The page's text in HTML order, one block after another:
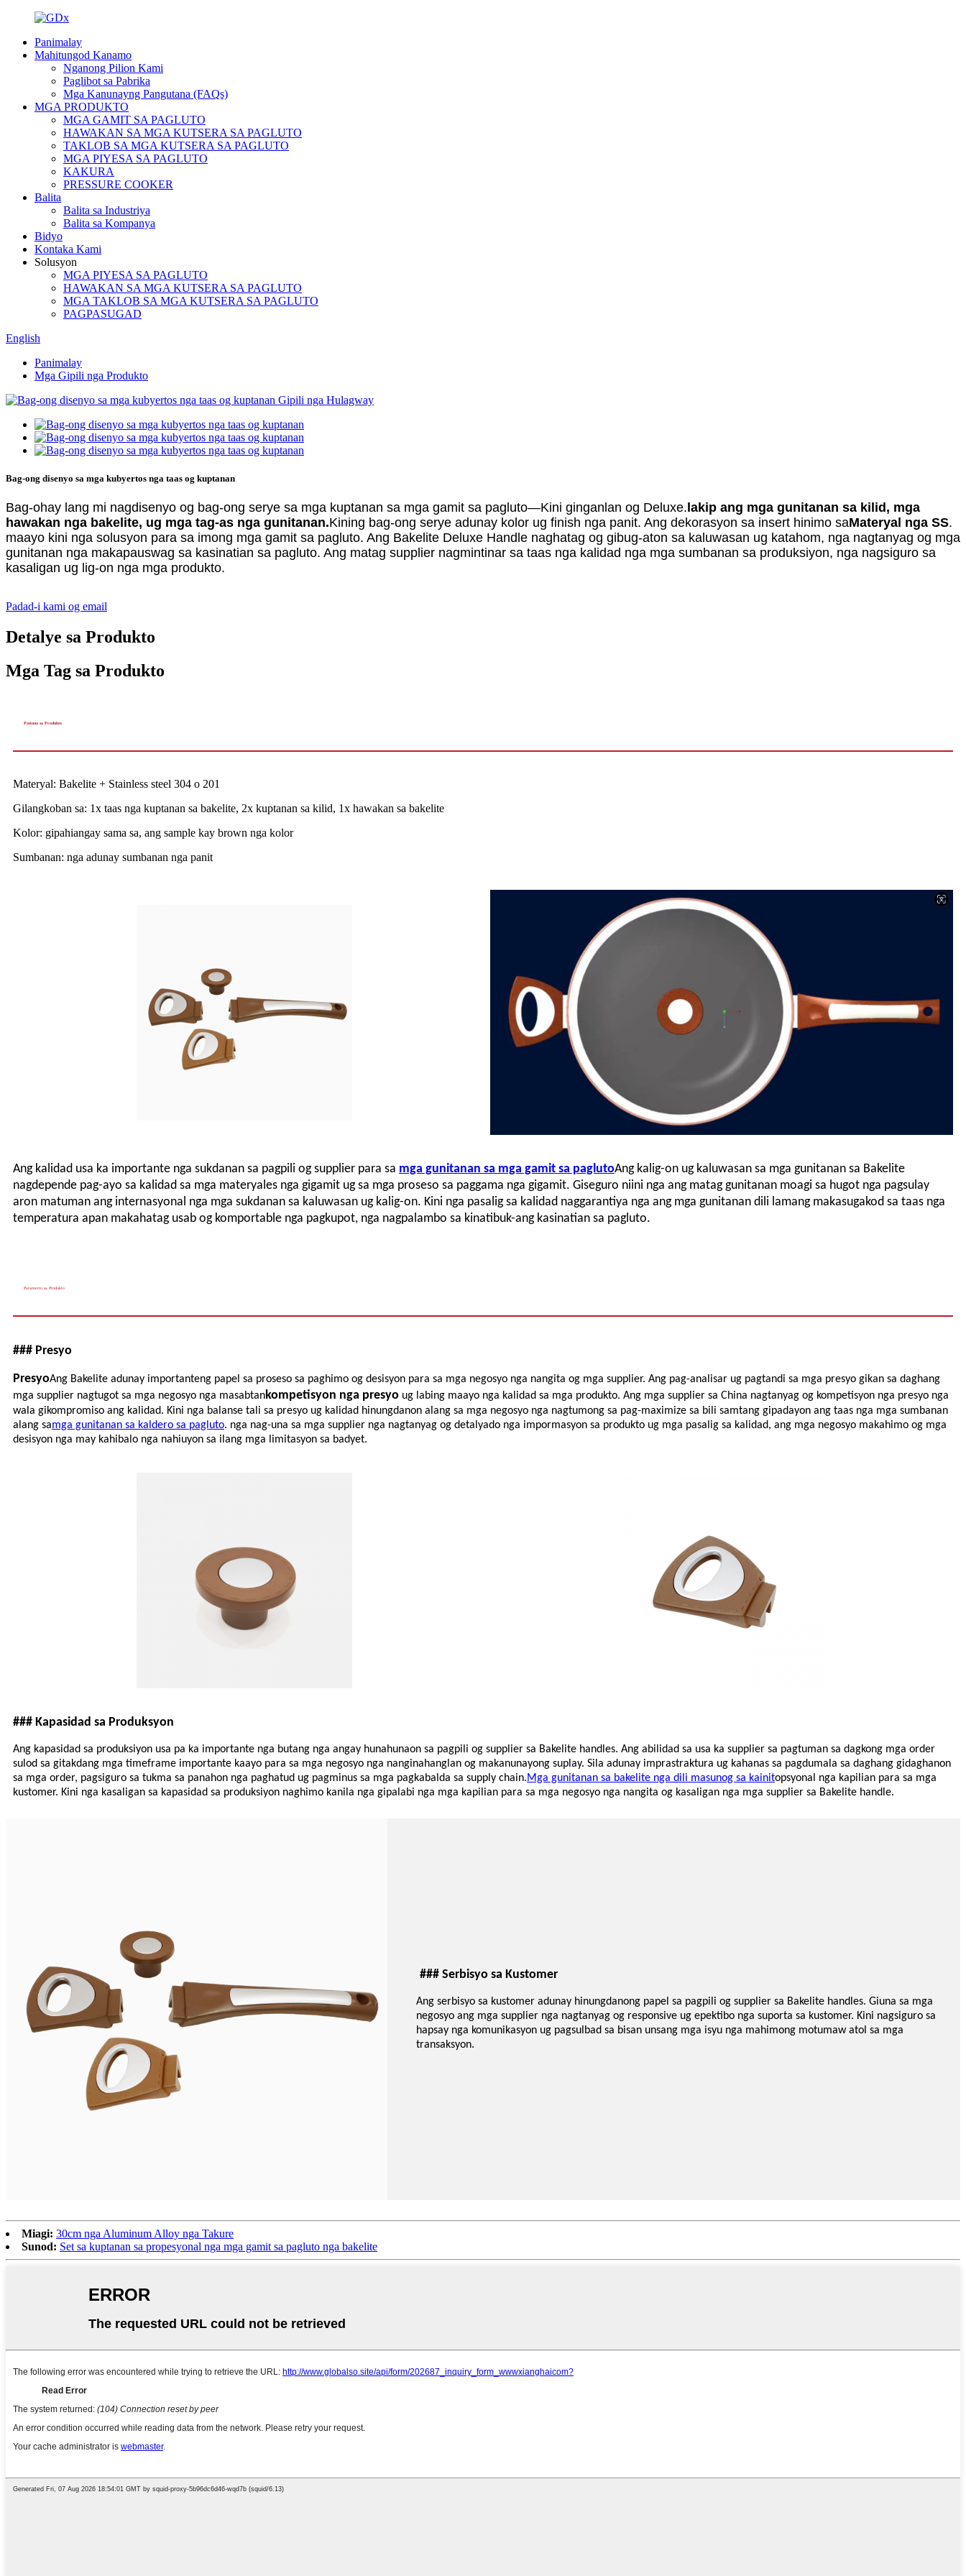
Panimalay
Mahitungod Kanamo
Nganong Pilion Kami
Paglibot sa Pabrika
Mga Kanunayng Pangutana (FAQs)
MGA PRODUKTO
MGA GAMIT SA PAGLUTO
HAWAKAN SA MGA KUTSERA SA PAGLUTO
TAKLOB SA MGA KUTSERA SA PAGLUTO
MGA PIYESA SA PAGLUTO
KAKURA
PRESSURE COOKER
Balita
Balita sa Industriya
Balita sa Kompanya
Bidyo
Kontaka Kami
Solusyon
MGA PIYESA SA PAGLUTO
HAWAKAN SA MGA KUTSERA SA PAGLUTO
MGA TAKLOB SA MGA KUTSERA SA PAGLUTO
PAGPASUGAD
English
Panimalay
Mga Gipili nga Produkto
Bag-ong disenyo sa mga kubyertos nga taas og kuptanan
Bag-ohay lang mi nagdisenyo og bag-ong serye sa mga kuptanan sa mga gamit sa pagluto—Kini ginganlan og Deluxe. lakip ang mga gunitanan sa kilid, mga
hawakan nga bakelite, ug mga tag-as nga gunitanan.Kining bag-ong serye adunay kolor ug finish nga panit. Ang dekorasyon sa insert hinimo saMateryal nga SS.
maayo kini nga solusyon para sa imong mga gamit sa pagluto. Ang Bakelite Deluxe Handle naghatag og gibug-aton sa kaluwasan ug katahom, nga nagtanyag og mga
gunitanan nga makapauswag sa kasinatian sa pagluto. Ang matag supplier nagmintinar sa taas nga kalidad nga mga sumbanan sa produksiyon, nga nagsiguro sa
kasaligan ug lig-on nga mga produkto.
Padad-i kami og email
Detalye sa Produkto
Mga Tag sa Produkto
Pasiuna sa Produkto
Materyal: Bakelite + Stainless steel 304 o 201
Gilangkoban sa: 1x taas nga kuptanan sa bakelite, 2x kuptanan sa kilid, 1x hawakan sa bakelite
Kolor: gipahiangay sama sa, ang sample kay brown nga kolor
Sumbanan: nga adunay sumbanan nga panit
Ang kalidad usa ka importante nga sukdanan sa pagpili og supplier para sa mga gunitanan sa mga gamit sa paglutoAng kalig-on ug kaluwasan sa mga gunitanan sa Bakelite
nagdepende pag-ayo sa kalidad sa mga materyales nga gigamit ug sa mga proseso sa paggama nga gigamit. Giseguro niini nga ang matag gunitanan moagi sa hugot nga pagsulay
aron matuman ang internasyonal nga mga sukdanan sa kaluwasan ug kalig-on. Kini nga pasalig sa kalidad naggarantiya nga ang mga gunitanan dili lamang makasugakod sa taas nga
temperatura apan makahatag usab og komportable nga pagkupot, nga nagpalambo sa kinatibuk-ang kasinatian sa pagluto.
Parametro sa Produkto
### Presyo
PresyoAng Bakelite adunay importanteng papel sa proseso sa paghimo og desisyon para sa mga negosyo nga nangita og mga supplier. Ang pag-analisar ug pagtandi sa mga presyo gikan sa daghang
mga supplier nagtugot sa mga negosyo nga masabtankompetisyon nga presyo ug labing maayo nga kalidad sa mga produkto. Ang mga supplier sa China nagtanyag og kompetisyon nga presyo nga
wala gikompromiso ang kalidad. Kini nga balanse tali sa presyo ug kalidad hinungdanon alang sa mga negosyo nga nagtumong sa pag-maximize sa bili samtang gipadayon ang taas nga mga sumbanan
alang samga gunitanan sa kaldero sa pagluto. nga nag-una sa mga supplier nga nagtanyag og detalyado nga impormasyon sa produkto ug mga pasalig sa kalidad, ang mga negosyo makahimo og mga
desisyon nga may kahibalo nga nahiuyon sa ilang mga limitasyon sa badyet.
### Kapasidad sa Produksyon
Ang kapasidad sa produksiyon usa pa ka importante nga butang nga angay hunahunaon sa pagpili og supplier sa Bakelite handles. Ang abilidad sa usa ka supplier sa pagtuman sa dagkong mga order
sulod sa gitakdang mga timeframe importante kaayo para sa mga negosyo nga nanginahanglan og makanunayong suplay. Sila adunay imprastraktura ug kahanas sa pagdumala sa daghang gidaghanon
sa mga order, pagsiguro sa tukma sa panahon nga paghatud ug pagminus sa mga pagkabalda sa supply chain.Mga gunitanan sa bakelite nga dili masunog sa kainitopsyonal nga kapilian para sa mga
kustomer. Kini nga kasaligan sa kapasidad sa produksiyon naghimo kanila nga gipalabi nga mga kapilian para sa mga negosyo nga nangita og kasaligan nga mga supplier sa Bakelite handle.
### Serbisyo sa Kustomer
Ang serbisyo sa kustomer adunay hinungdanong papel sa pagpili og supplier sa Bakelite handles. Giuna sa mga
negosyo ang mga supplier nga nagtanyag og responsive ug epektibo nga suporta sa kustomer. Kini nagsiguro sa
hapsay nga komunikasyon ug pagsulbad sa bisan unsang mga isyu nga mahimong motumaw atol sa mga
transaksyon.
Miagi: 30cm nga Aluminum Alloy nga Takure
Sunod: Set sa kuptanan sa propesyonal nga mga gamit sa pagluto nga bakelite